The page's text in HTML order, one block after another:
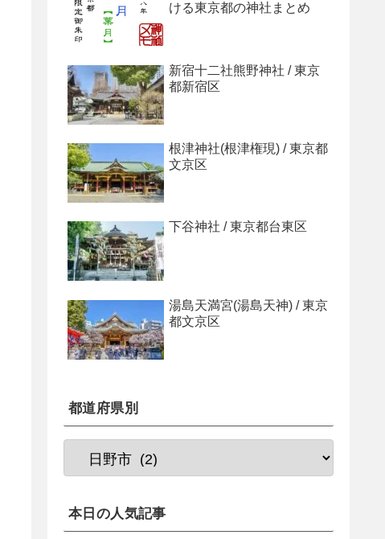
ける東京都の神社まとめ
新宿十二社熊野神社 / 東京
都新宿区
根津神社(根津権現) / 東京都
文京区
下谷神社 / 東京都台東区
湯島天満宮(湯島天神) / 東京
都文京区
都道府県別
本日の人気記事